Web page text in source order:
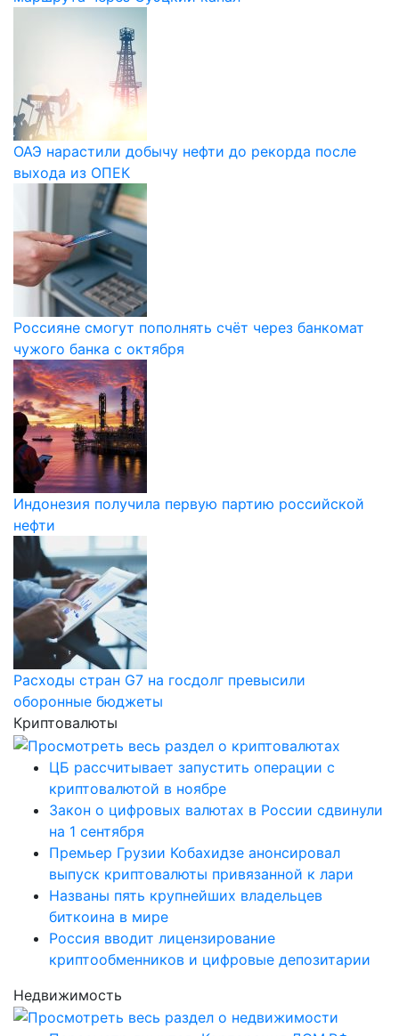
ОАЭ нарастили добычу нефти до рекорда после
выхода из ОПЕК
Россияне смогут пополнять счёт через банкомат
чужого банка с октября
Индонезия получила первую партию российской
нефти
Расходы стран G7 на госдолг превысили
оборонные бюджеты
Криптовалюты
ЦБ рассчитывает запустить операции с
криптовалютой в ноябре
Закон о цифровых валютах в России сдвинули
на 1 сентября
Премьер Грузии Кобахидзе анонсировал
выпуск криптовалюты привязанной к лари
Названы пять крупнейших владельцев
биткоина в мире
Россия вводит лицензирование
криптообменников и цифровые депозитарии
Недвижимость